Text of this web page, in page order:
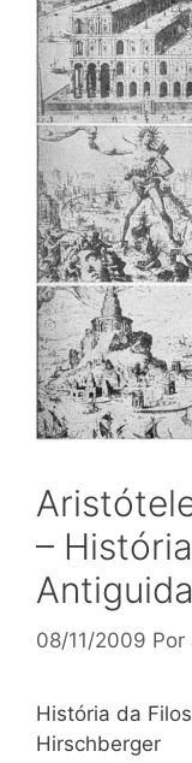
–
08/11/2009 Por
História da
Hirschberger